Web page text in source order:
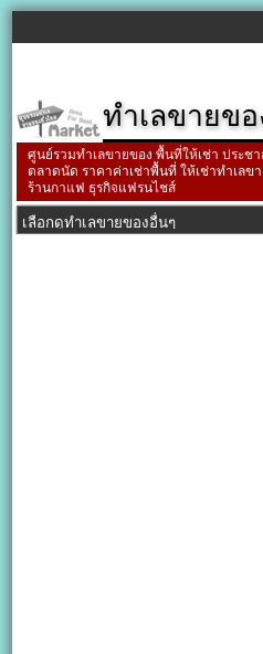
ทำเลขายข
ศูนย์รวมทำเลขายของ พื้นที่ให้เช่า ประ
ตลาดนัด ราคาค่าเช่าพื้นที่ ให้เช่าทำเล
ร้านกาแฟ ธุรกิจแฟรนไชส์